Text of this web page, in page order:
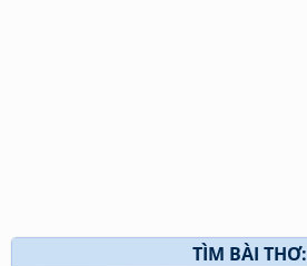
TÌM BÀI THƠ: